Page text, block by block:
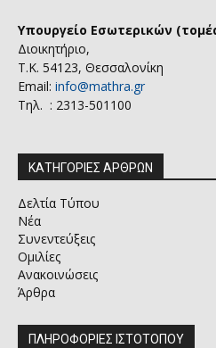
Υπουργείο Εσωτερικών
Διοικητήριο,
Τ.Κ. 54123, Θεσσαλονίκη
Email: info@mathra.gr
Τηλ. : 2313-501100
ΚΑΤΗΓΟΡΙΕΣ ΑΡΘΡΩΝ
Δελτία Τύπου
Νέα
Συνεντεύξεις
Ομιλίες
Ανακοινώσεις
Άρθρα
ΠΛΗΡΟΦΟΡΙΕΣ ΙΣΤΟΤΟΠΟΥ